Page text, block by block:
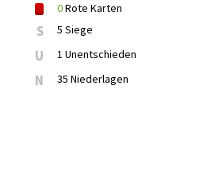
0Rote Karten
S 5 Siege
U 1 Unentschieden
N 35 Niederlagen